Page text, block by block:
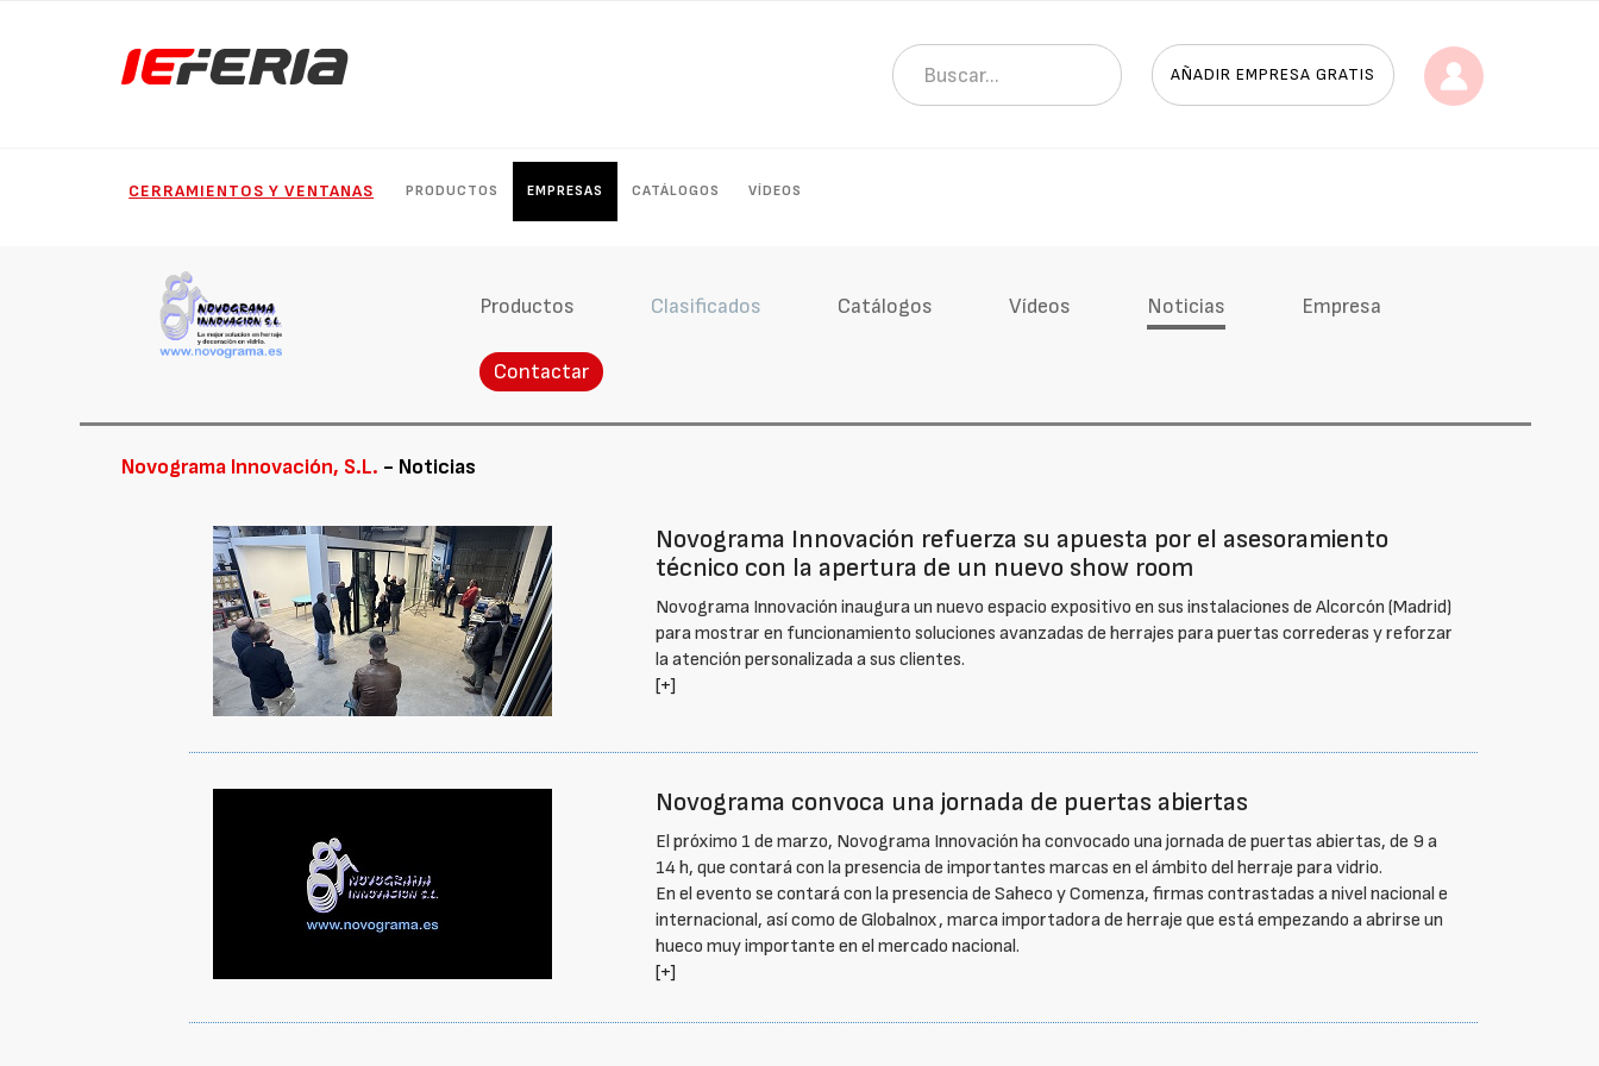
AÑADIR EMPRESA GRATIS
CERRAMIENTOS Y VENTANAS PRODUCTOS EMPRESAS CATÁLOGOS VÍDEOS
Productos Clasificados Catálogos Vídeos Noticias Empresa
Contactar
Novograma Innovación, S.L. - Noticias
Novograma Innovación refuerza su apuesta por el asesoramiento
técnico con la apertura de un nuevo show room
Novograma Innovación inaugura un nuevo espacio expositivo en sus instalaciones de Alcorcón (Madrid)
para mostrar en funcionamiento soluciones avanzadas de herrajes para puertas correderas y reforzar
la atención personalizada a sus clientes.
[+]
Novograma convoca una jornada de puertas abiertas
El próximo 1 de marzo, Novograma Innovación ha convocado una jornada de puertas abiertas, de 9 a
14 h, que contará con la presencia de importantes marcas en el ámbito del herraje para vidrio.
En el evento se contará con la presencia de Saheco y Comenza, firmas contrastadas a nivel nacional e
internacional, así como de Globalnox, marca importadora de herraje que está empezando a abrirse un
hueco muy importante en el mercado nacional.
[+]